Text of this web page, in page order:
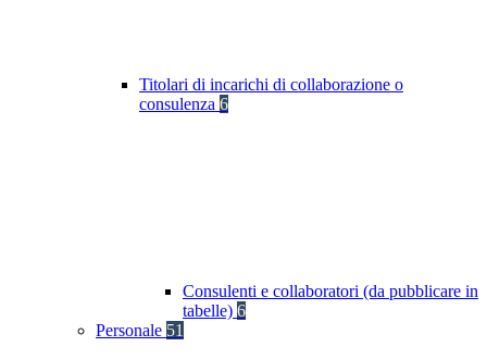
Titolari di incarichi di collaborazione o
consulenza 6
Consulenti e collaboratori (da pubblicare in
tabelle) 6
Personale 51